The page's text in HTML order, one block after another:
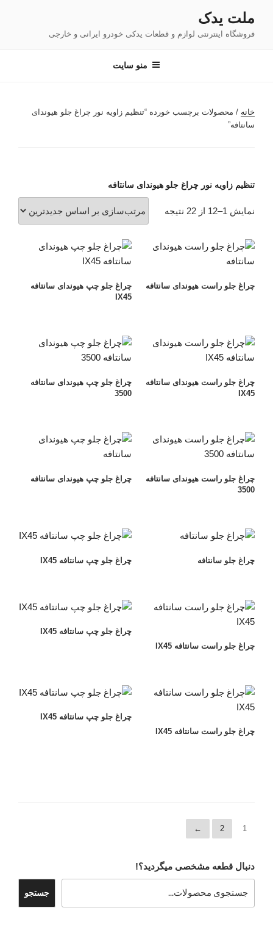
محتوا
ملت یدک
فروشگاه اینترنتی لوازم و قطعات یدکی خودرو ایرانی و خارجی
منو سایت
خانه / محصولات برچسب خورده “تنظیم زاویه نور چراغ جلو هیوندای
سانتافه”
تنظیم زاویه نور چراغ جلو هیوندای سانتافه
نمایش 1–12 از 22 نتیجه
مرتب‌سازی
جدیدترین
چراغ جلو راست هیوندای سانتافه
چراغ جلو چپ هیوندای سانتافه
IX45
چراغ جلو راست هیوندای سانتافه
IX45
چراغ جلو چپ هیوندای سانتافه
3500
چراغ جلو راست هیوندای سانتافه
3500
چراغ جلو چپ هیوندای سانتافه
چراغ جلو سانتافه چراغ جلو چپ سانتافه IX45
چراغ جلو راست سانتافه IX45
چراغ جلو چپ سانتافه IX45
چراغ جلو راست سانتافه IX45
چراغ جلو چپ سانتافه IX45
1
2
←
دنبال قطعه مشخصی میگردید؟!
جستجو